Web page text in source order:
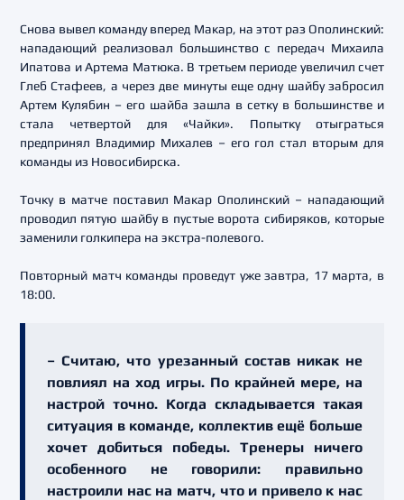
Снова вывел команду вперед Макар, на этот раз Ополинский:
нападающий реализовал большинство с передач Михаила
Ипатова и Артема Матюка. В третьем периоде увеличил счет
Глеб Стафеев, а через две минуты еще одну шайбу забросил
Артем Кулябин – его шайба зашла в сетку в большинстве и
стала четвертой для «Чайки». Попытку отыграться
предпринял Владимир Михалев – его гол стал вторым для
команды из Новосибирска.
Точку в матче поставил Макар Ополинский – нападающий
проводил пятую шайбу в пустые ворота сибиряков, которые
заменили голкипера на экстра-полевого.
Повторный матч команды проведут уже завтра, 17 марта, в
18:00.
– Считаю, что урезанный состав никак не
повлиял на ход игры. По крайней мере, на
настрой точно. Когда складывается такая
ситуация в команде, коллектив ещё больше
хочет добиться победы. Тренеры ничего
особенного не говорили: правильно
настроили нас на матч, что и привело к нас